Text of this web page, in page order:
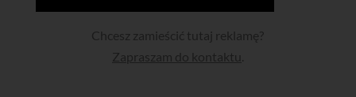
Chcesz zamieścić tutaj reklamę?
Zapraszam do kontaktu